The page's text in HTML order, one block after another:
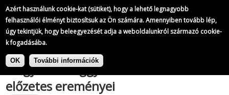
Azért használunk cookie-kat (sütiket), hogy a lehető legnagyobb
felhasználói élményt biztosítsuk az Ön számára. Amennyiben tovább lép,
úgy tekintjük, hogy beleegyezését adja a weboldalunkról származó cookie-
k fogadásába.
OK További információk
Ugrás
A Magyar Televízió híradói
200/823
A Magyar Televízió híradói
lengyel országgyűlési választás
előzetes ereményei